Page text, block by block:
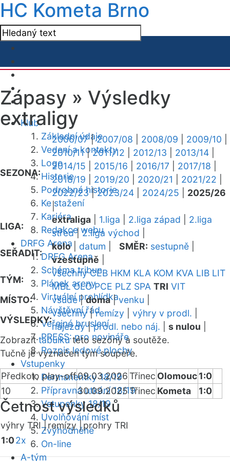
HC Kometa Brno
Klub
Základní údaje
Vedení a kontakty
Logo
Historie
Podrobná historie
Ke stažení
Kariéra
Redakce webu
DRFG Arena
DRFG Arena
Schéma tribun
Plánek areny
Virtuální prohlídka
Návštěvní řád
Veřejné bruslení
PRESS: pro novináře
Rozpis ledové plochy
Vstupenky
Permanentky 18/19
Přípravná utkání 18/19
Vstupenky 18/19
Uvolňování míst
Zvýhodněné
On-line
A-tým
Zápasy » Výsledky
extraligy
SEZONA:
2006/07|2007/08 2008/09 2009/10
2010/11|2011/12 2012/13 2013/14
2014/15
2015/16 2016/17 2017/18
2018/19
2019/20 2020/21 2021/22
2022/23|2023/24 2024/25
2025/26
|
LIGA:
extraliga 1.liga 2.liga západ
2.liga
střed|2.liga východ
SEŘADIT:
kolo| datum SMĚR: sestupně
vzestupně
TÝM:
všechny CEB HKM KLA KOM KVA LIB LIT
MBL OLO PCE PLZ SPA TRI VIT
MÍSTO:
všude|doma|venku
VÝSLEDKY:
všechny|remízy výhry v prodl.
nájezdy|prodl. nebo náj. s nulou
Zobrazittabulkutéto sezóny a soutěže.
Tučně je vyznačen tým soupeře.
Předkolo play-off09.03.2026Třinec Olomouc1:0
10
30.09.2025Třinec Kometa 1:0
Četnost výsledků
výhry TRI |remízy |prohry TRI
1:02x